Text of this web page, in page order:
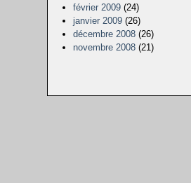
février 2009 (24)
janvier 2009 (26)
décembre 2008 (26)
novembre 2008 (21)